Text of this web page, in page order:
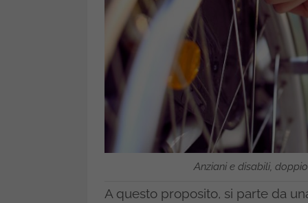
Anziani e disabili,
A questo proposito, si parte da